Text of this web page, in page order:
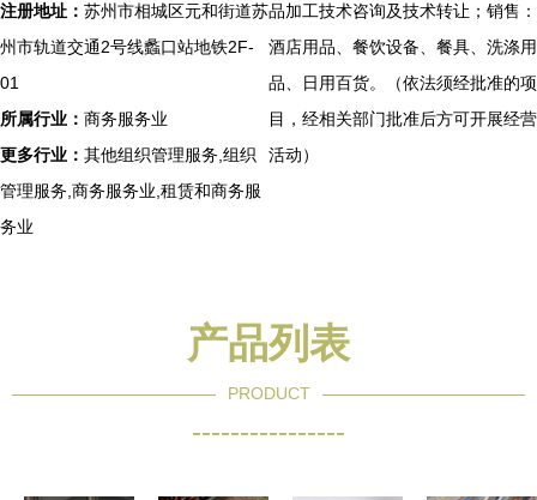
注册地址： 苏州市相城区元和街道苏
州市轨道交通2号线蠡口站地铁2F-
01
所属行业： 商务服务业
更多行业： 其他组织管理服务,组织
管理服务,商务服务业,租赁和商务服
务业
品加工技术咨询及技术转让；销售：
酒店用品、餐饮设备、餐具、洗涤用
品、日用百货。（依法须经批准的项
目，经相关部门批准后方可开展经营
活动）
产品列表
PRODUCT
----------------